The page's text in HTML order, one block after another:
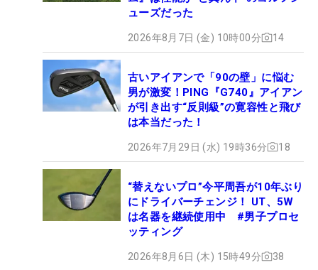
ューズだった
2026年8月7日 (金) 10時00分 14
古いアイアンで「90の壁」に悩む
男が激変！PING『G740』アイアン
が引き出す“反則級”の寛容性と飛び
は本当だった！
2026年7月29日 (水) 19時36分 18
“替えないプロ”今平周吾が10年ぶり
にドライバーチェンジ！ UT、5W
は名器を継続使用中 #男子プロセ
ッティング
2026年8月6日 (木) 15時49分 38